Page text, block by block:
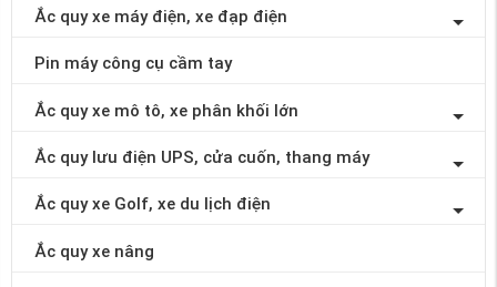
Ắc quy xe máy điện, xe đạp điện
Pin máy công cụ cầm tay
Ắc quy xe mô tô, xe phân khối lớn
Ắc quy lưu điện UPS, cửa cuốn, thang máy
Ắc quy xe Golf, xe du lịch điện
Ắc quy xe nâng